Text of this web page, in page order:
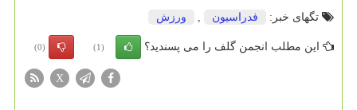
تگهای خبر:
فدراسیون ورزش
این مطلب انجمن گلف را می پسندید؟ (1)
(0)
X